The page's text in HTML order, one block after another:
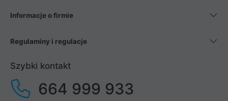
Informacje o firmie
Regulaminy i regulacje
Szybki kontakt
664 999 933